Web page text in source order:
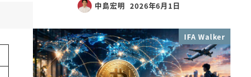
中島宏明 2026年6月1日
IFA Walker